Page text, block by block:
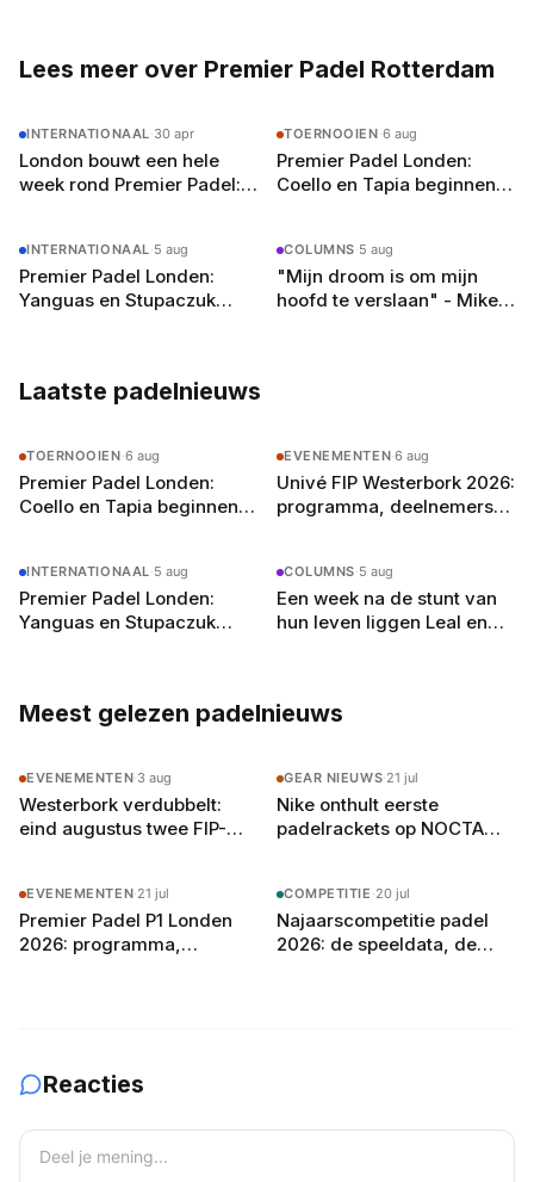
snel een missie: het Nederlandse publiek laten
zien hoe groot padel écht is. Met zijn netwerk
Nederlands (met een licht accent, zegt hij zelf)
schrijft hij over alles van Premier Padel-
toernooien tot de opkomst van jong talent.
lokale club in Amsterdam-Oost en droomt hij
van een terugkeer naar het P2-circuit — als
journalist, welteverstaan.
Lees meer over Premier Padel Rotterdam
INTERNATIONAAL·30 apr
London bouwt een hele
week rond Premier Padel:
TOERNOOIEN·6 aug
Premier Padel Londen:
Coello en Tapia beginnen
INTERNATIONAAL·5 aug
Premier Padel Londen:
Yanguas en Stupaczuk
COLUMNS·5 aug
"Mijn droom is om mijn
hoofd te verslaan" - Mike
Laatste padelnieuws
TOERNOOIEN·6 aug
Premier Padel Londen:
Coello en Tapia beginnen
EVENEMENTEN·6 aug
Univé FIP Westerbork 2026:
programma, deelnemers
INTERNATIONAAL·5 aug
Premier Padel Londen:
Yanguas en Stupaczuk
COLUMNS·5 aug
Een week na de stunt van
hun leven liggen Leal en
Meest gelezen padelnieuws
EVENEMENTEN·3 aug
Westerbork verdubbelt:
eind augustus twee FIP-
GEAR NIEUWS·21 jul
Nike onthult eerste
padelrackets op NOCTA
EVENEMENTEN·21 jul
Premier Padel P1 Londen
2026: programma,
COMPETITIE ·20 jul
Najaarscompetitie padel
2026: de speeldata, de
Reacties